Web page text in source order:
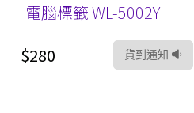
電腦標籤 WL-5002Y
$280
貨到通知